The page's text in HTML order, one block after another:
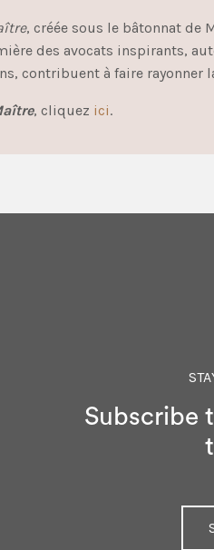
, créée sous le bâtonnat de
des avocats inspirants,
contribuent à faire rayonner
, cliquez ici.
Subscribe